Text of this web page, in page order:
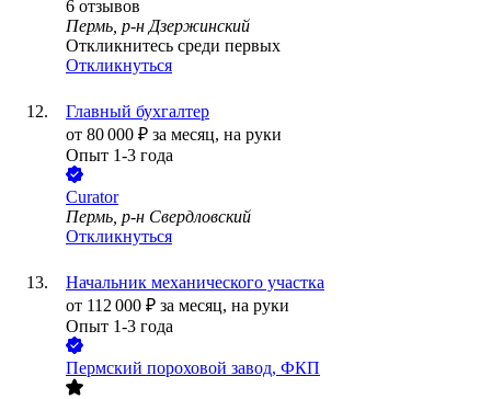
6 отзывов
Пермь, р-н Дзержинский
Откликнитесь среди первых
Откликнуться
Главный бухгалтер
от 80 000 ₽ за месяц, на руки
Опыт 1-3 года
Curator
Пермь, р-н Свердловский
Откликнуться
Начальник механического участка
от 112 000 ₽ за месяц, на руки
Опыт 1-3 года
Пермский пороховой завод, ФКП